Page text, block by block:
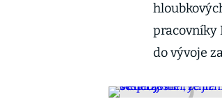
pracovníky
do vývoje